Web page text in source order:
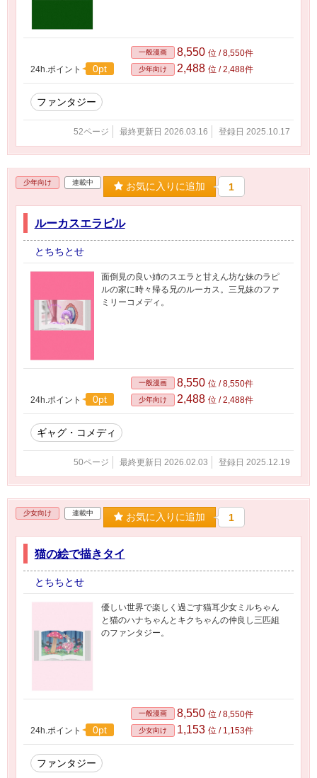
24h.ポイント 0pt
一般漫画 8,550 位 / 8,550件
少年向け 2,488 位 / 2,488件
ファンタジー
52ページ 最終更新日 2026.03.16 登録日 2025.10.17
少年向け 連載中 お気に入りに追加 1
ルーカスエラピル
とちちとせ
面倒見の良い姉のスエラと甘えん坊な妹のラピ
ルの家に時々帰る兄のルーカス。三兄妹のファ
ミリーコメディ。
24h.ポイント 0pt
一般漫画 8,550 位 / 8,550件
少年向け 2,488 位 / 2,488件
ギャグ・コメディ
50ページ 最終更新日 2026.02.03 登録日 2025.12.19
少女向け 連載中 お気に入りに追加 1
猫の絵で描きタイ
とちちとせ
優しい世界で楽しく過ごす猫耳少女ミルちゃん
と猫のハナちゃんとキクちゃんの仲良し三匹組
のファンタジー。
24h.ポイント 0pt
一般漫画 8,550 位 / 8,550件
少女向け 1,153 位 / 1,153件
ファンタジー